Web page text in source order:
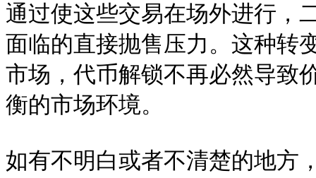
通过使这些交易在场外进行，
面临的直接抛售压力。这种转
市场，代币解锁不再必然导致
衡的市场环境。
如有不明白或者不清楚的地方